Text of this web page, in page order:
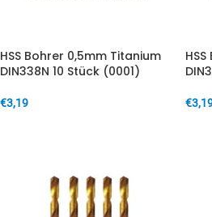
HSS Bohrer 0,5mm Titanium
DIN338N 10 Stück (0001)
€3,19 €